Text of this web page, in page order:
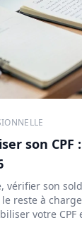
son CPF
vérifier son
reste à
votre CPF